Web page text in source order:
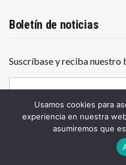
Boletín de noticias
Suscríbase y reciba nuestro
Usamos cookies para
experiencia en nuestra
asumiremos que